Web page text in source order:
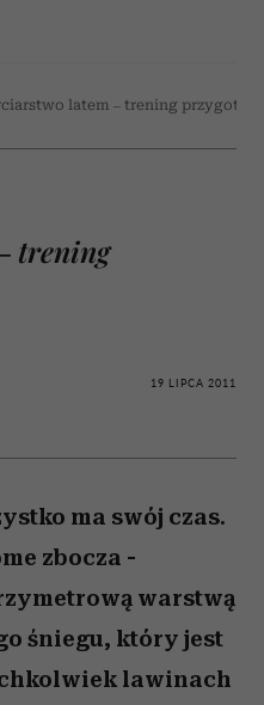
latem – trening
trening
19 LIPCA 2011
ma swój czas.
zbocza -
warstwą
śniegu, który jest
lawinach